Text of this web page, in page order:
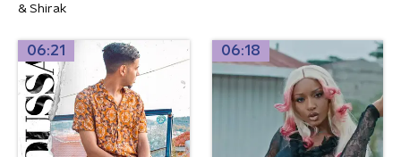
& Shirak
06:21 06:18